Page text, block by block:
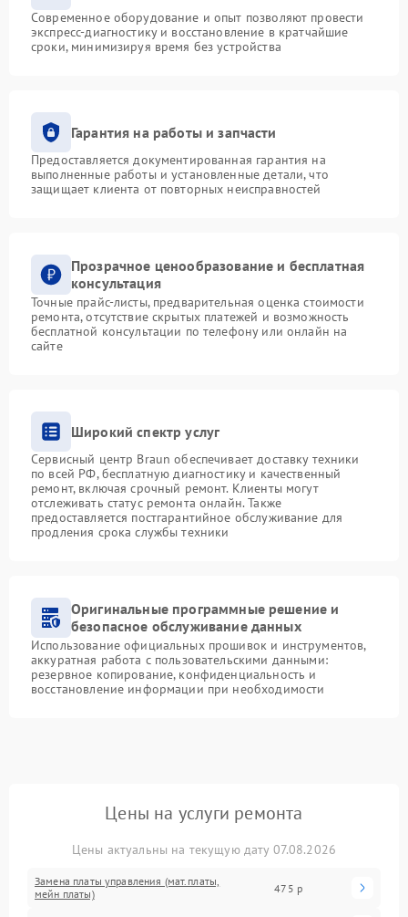
Современное оборудование и опыт позволяют провести
экспресс-диагностику и восстановление в кратчайшие
сроки, минимизируя время без устройства
Гарантия на работы и запчасти
Предоставляется документированная гарантия на
выполненные работы и установленные детали, что
защищает клиента от повторных неисправностей
Прозрачное ценообразование и бесплатная
консультация
Точные прайс-листы, предварительная оценка стоимости
ремонта, отсутствие скрытых платежей и возможность
бесплатной консультации по телефону или онлайн на
сайте
Широкий спектр услуг
Сервисный центр Braun обеспечивает доставку техники
по всей РФ, бесплатную диагностику и качественный
ремонт, включая срочный ремонт. Клиенты могут
отслеживать статус ремонта онлайн. Также
предоставляется постгарантийное обслуживание для
продления срока службы техники
Оригинальные программные решение и
безопасное обслуживание данных
Использование официальных прошивок и инструментов,
аккуратная работа с пользовательскими данными:
резервное копирование, конфиденциальность и
восстановление информации при необходимости
Цены на услуги ремонта
Цены актуальны на текущую дату 07.08.2026
Замена платы управления (мат.платы,
мейн платы)
475 р